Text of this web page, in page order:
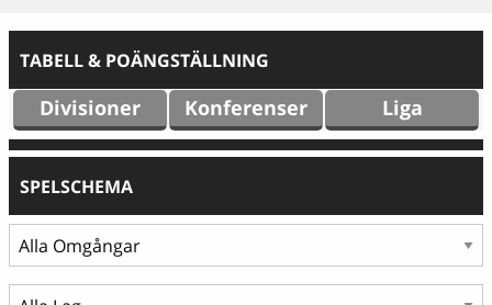
TABELL & POÄNGSTÄLLNING
Divisioner Konferenser Liga
SPELSCHEMA